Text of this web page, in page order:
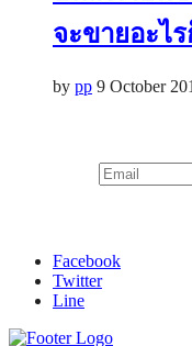
จะขายอะไ
by pp 9 October
Facebook
Twitter
Line